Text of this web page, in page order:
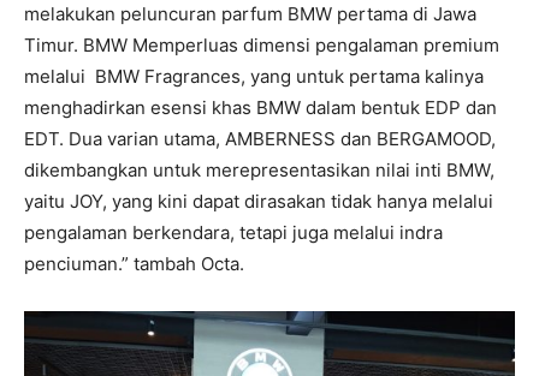
melakukan peluncuran parfum BMW pertama di Jawa
Timur. BMW Memperluas dimensi pengalaman premium
melalui BMW Fragrances, yang untuk pertama kalinya
menghadirkan esensi khas BMW dalam bentuk EDP dan
EDT. Dua varian utama, AMBERNESS dan BERGAMOOD,
dikembangkan untuk merepresentasikan nilai inti BMW,
yaitu JOY, yang kini dapat dirasakan tidak hanya melalui
pengalaman berkendara, tetapi juga melalui indra
penciuman.” tambah Octa.